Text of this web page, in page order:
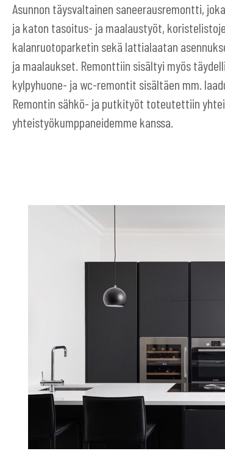
Asunnon täysvaltainen saneerausremontti,
ja katon tasoitus- ja maalaustyöt,
kalanruotoparketin sekä lattialaatan
ja maalaukset. Remonttiin sisältyi myös
kylpyhuone- ja wc-remontit sisältäen mm.
Remontin sähkö- ja putkityöt toteutettiin
yhteistyökumppaneidemme kanssa.